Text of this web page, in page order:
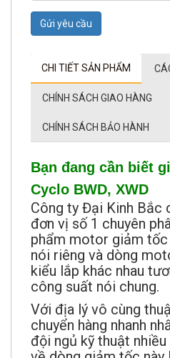
Gửi yêu cầu
CHI TIẾT SẢN PHẨM
CHÍNH SÁCH GIAO HÀNG
CHÍNH SÁCH BẢO HÀNH
Bạn đang cần biết
Cyclo BWD, XWD
Công ty Đại Kinh Bắc
đơn vị số 1 chuyên
phẩm motor giảm tốc
nói riêng và dòng
kiểu lắp khác nhau
công suất nói chung.
Với địa lý vô cùng
chuyển hàng nhanh
đội ngủ kỹ thuật